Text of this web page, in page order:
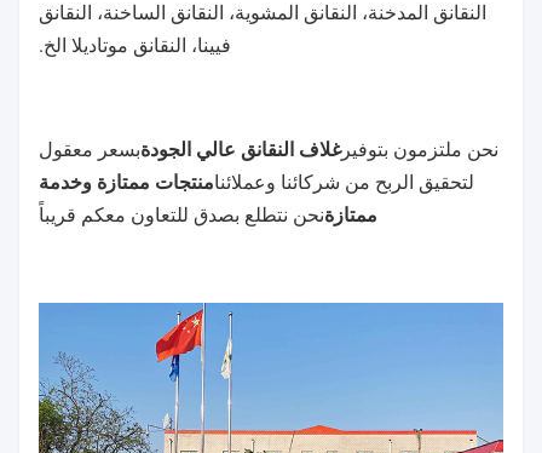
النقانق المدخنة، النقانق المشوية، النقانق الساخنة، النقانق
فيينا، النقانق موتاديلا الخ.
نحن ملتزمون بتوفيرغلاف النقانق عالي الجودةبسعر معقول
لتحقيق الربح من شركائنا وعملائنامنتجات ممتازة وخدمة
ممتازةنحن نتطلع بصدق للتعاون معكم قريباً